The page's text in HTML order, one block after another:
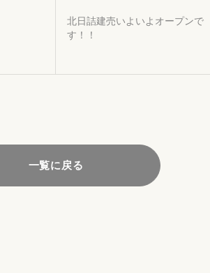
北日詰建売いよいよオープンで
す！！
一覧に戻る